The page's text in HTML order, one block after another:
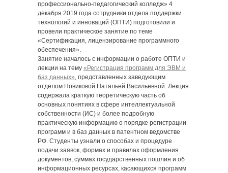
профессионально-педагогический колледж» 4
декабря 2019 года сотрудники отдела поддержки
технологий и инноваций (ОПТИ) подготовили и
провели практическое занятие по теме
«Сертификация, лицензирование программного
обеспечения».
Занятие началось с информации о работе ОПТИ и
лекции на тему «Регистрация программ для ЭВМ и
баз данных», представленных заведующим
отделом Новиковой Натальей Васильевной. Лекция
содержала краткую теоретическую часть об
основных понятиях в сфере интеллектуальной
собственности (ИС) и более подробную
практическую информацию о порядке регистрации
программ и в баз данных в патентном ведомстве
РФ. Студенты узнали о способах и процедуре
подачи заявок, формах и правилах оформления
документов, суммах государственных пошлин и об
информационных ресурсах, касающихся программ